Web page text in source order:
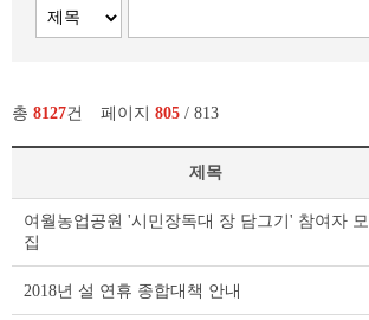
총 8127건 페이지 805 / 813
새
소
리
제목
여월농업공원 '시민장독대 장 담그기' 참여자 모
집
2018년 설 연휴 종합대책 안내